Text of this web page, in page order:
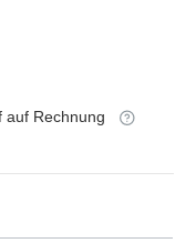
auf Rechnung